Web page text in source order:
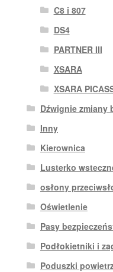
C8 i 807
DS4
PARTNER III
XSARA
XSARA
Dźwignie zmiany
Inny
Kierownica
Lusterko
osłony
Oświetlenie
Pasy
Podłokietniki i
Poduszki